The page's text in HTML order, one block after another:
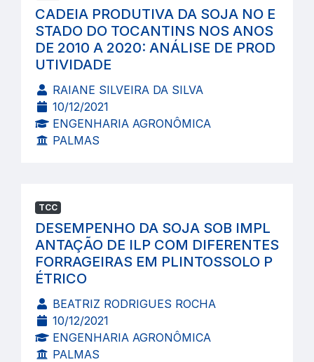
CADEIA PRODUTIVA DA SOJA NO E
STADO DO TOCANTINS NOS ANOS
DE 2010 A 2020: ANÁLISE DE PROD
UTIVIDADE
RAIANE SILVEIRA DA SILVA
10/12/2021
ENGENHARIA AGRONÔMICA
PALMAS
TCC
DESEMPENHO DA SOJA SOB IMPL
ANTAÇÃO DE ILP COM DIFERENTES
FORRAGEIRAS EM PLINTOSSOLO P
ÉTRICO
BEATRIZ RODRIGUES ROCHA
10/12/2021
ENGENHARIA AGRONÔMICA
PALMAS